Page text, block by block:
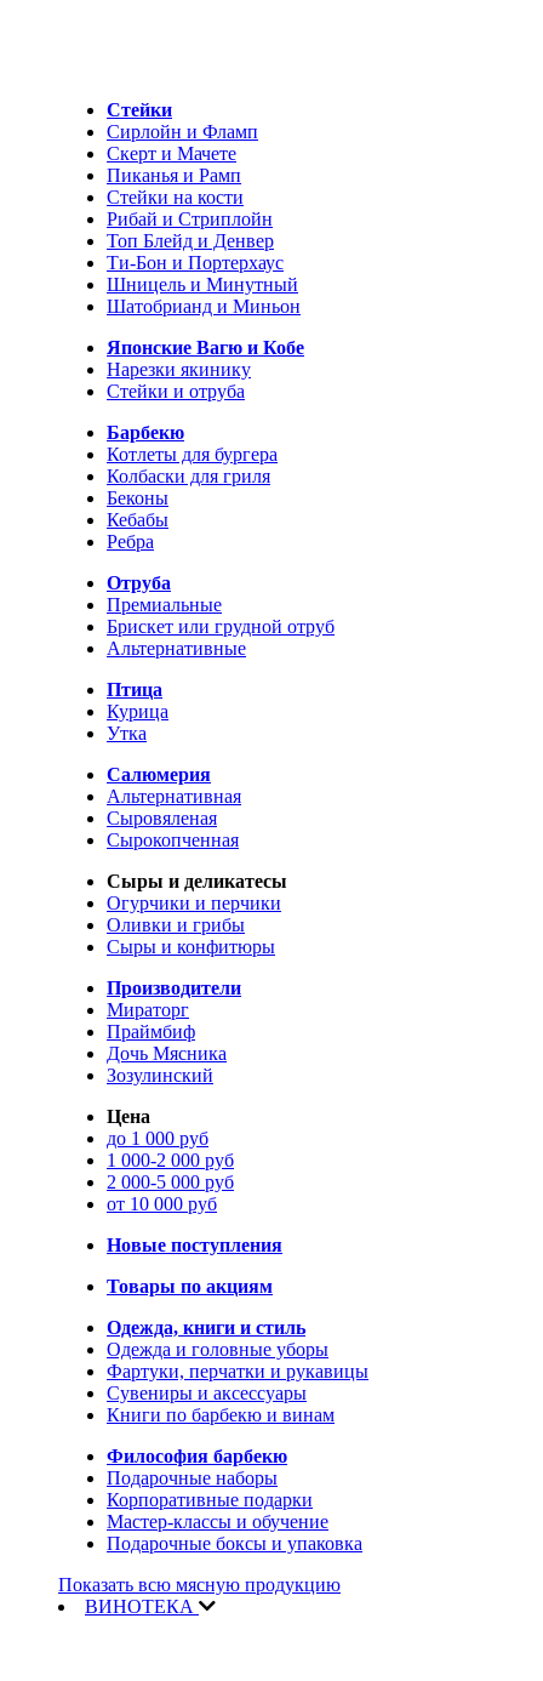
Стейки
Сирлойн и Фламп
Скерт и Мачете
Пиканья и Рамп
Стейки на кости
Рибай и Стриплойн
Топ Блейд и Денвер
Ти-Бон и Портерхаус
Шницель и Минутный
Шатобрианд и Миньон
Японские Вагю и Кобе
Нарезки якинику
Стейки и отруба
Барбекю
Котлеты для бургера
Колбаски для гриля
Беконы
Кебабы
Ребра
Отруба
Премиальные
Брискет или грудной отруб
Альтернативные
Птица
Курица
Утка
Салюмерия
Альтернативная
Сыровяленая
Сырокопченная
Сыры и деликатесы
Огурчики и перчики
Оливки и грибы
Сыры и конфитюры
Производители
Мираторг
Праймбиф
Дочь Мясника
Зозулинский
Цена
до 1 000 руб
1 000-2 000 руб
2 000-5 000 руб
от 10 000 руб
Новые поступления
Товары по акциям
Одежда, книги и стиль
Одежда и головные уборы
Фартуки, перчатки и рукавицы
Сувениры и аксессуары
Книги по барбекю и винам
Философия барбекю
Подарочные наборы
Корпоративные подарки
Мастер-классы и обучение
Подарочные боксы и упаковка
Показать всю мясную продукцию
ВИНОТЕКА